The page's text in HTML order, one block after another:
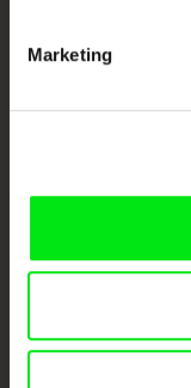
Marketing
európskych festivalov